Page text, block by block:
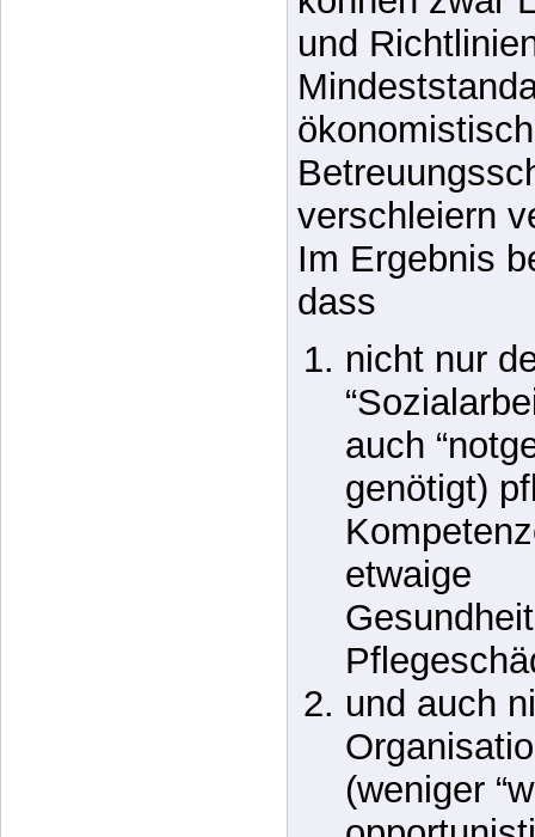
verschleiern
Im Ergebnis
dass
nicht nur
auch
genötigt)
etwaige
und auch
(weniger